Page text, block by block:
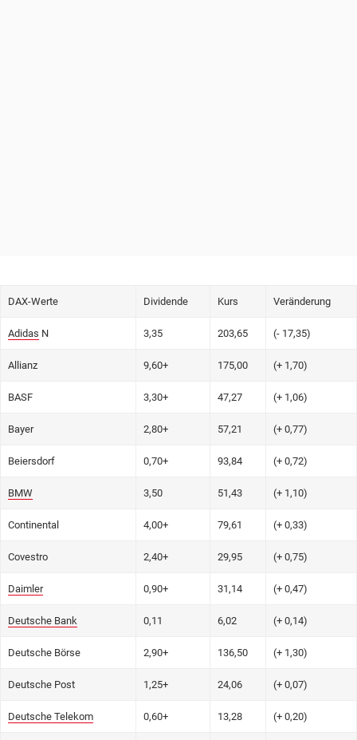
DAX-Werte Dividende Kurs Veränderung
Adidas N 3,35 203,65 (- 17,35)
Allianz 9,60+ 175,00 (+ 1,70)
BASF 3,30+ 47,27 (+ 1,06)
Bayer 2,80+ 57,21 (+ 0,77)
Beiersdorf 0,70+ 93,84 (+ 0,72)
BMW 3,50 51,43 (+ 1,10)
Continental 4,00+ 79,61 (+ 0,33)
Covestro 2,40+ 29,95 (+ 0,75)
Daimler 0,90+ 31,14 (+ 0,47)
Deutsche Bank 0,11 6,02 (+ 0,14)
Deutsche Börse 2,90+ 136,50 (+ 1,30)
Deutsche Post 1,25+ 24,06 (+ 0,07)
Deutsche Telekom 0,60+ 13,28 (+ 0,20)